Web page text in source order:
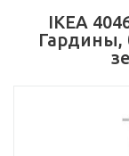
IKEA
Гардины,